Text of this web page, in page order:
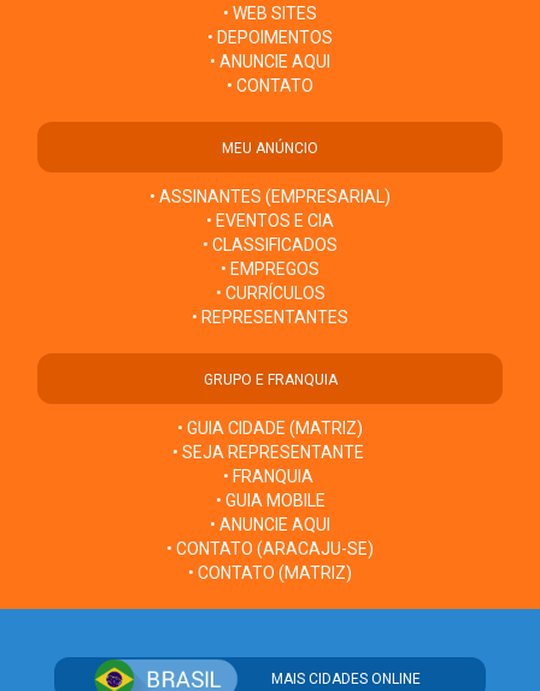
• WEB SITES
• DEPOIMENTOS
• ANUNCIE AQUI
• CONTATO
MEU ANÚNCIO
• ASSINANTES (EMPRESARIAL)
• EVENTOS E CIA
• CLASSIFICADOS
• EMPREGOS
• CURRÍCULOS
• REPRESENTANTES
GRUPO E FRANQUIA
• GUIA CIDADE (MATRIZ)
• SEJA REPRESENTANTE
• FRANQUIA
• GUIA MOBILE
• ANUNCIE AQUI
• CONTATO (ARACAJU-SE)
• CONTATO (MATRIZ)
MAIS CIDADES ONLINE